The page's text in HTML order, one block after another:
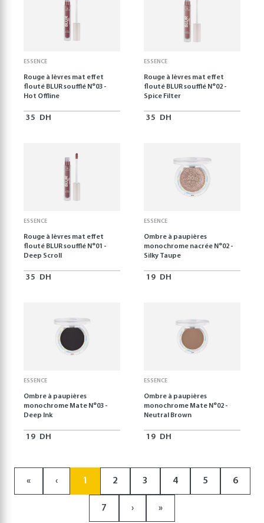
ESSENCE
Rouge à lèvres mat effet
flouté BLUR soufflé N°03 -
Hot Offline
35 DH
ESSENCE
Rouge à lèvres mat effet
flouté BLUR soufflé N°02 -
Spice Filter
35 DH
ESSENCE
Rouge à lèvres mat effet
flouté BLUR soufflé N°01 -
Deep Scroll
35 DH
ESSENCE
Ombre à paupières
monochrome nacrée N°02 -
Silky Taupe
19 DH
ESSENCE
Ombre à paupières
monochrome Mate N°03 -
Deep Ink
19 DH
ESSENCE
Ombre à paupières
monochrome Mate N°02 -
Neutral Brown
19 DH
« ‹ 1 2 3 4 5 6
7 › »